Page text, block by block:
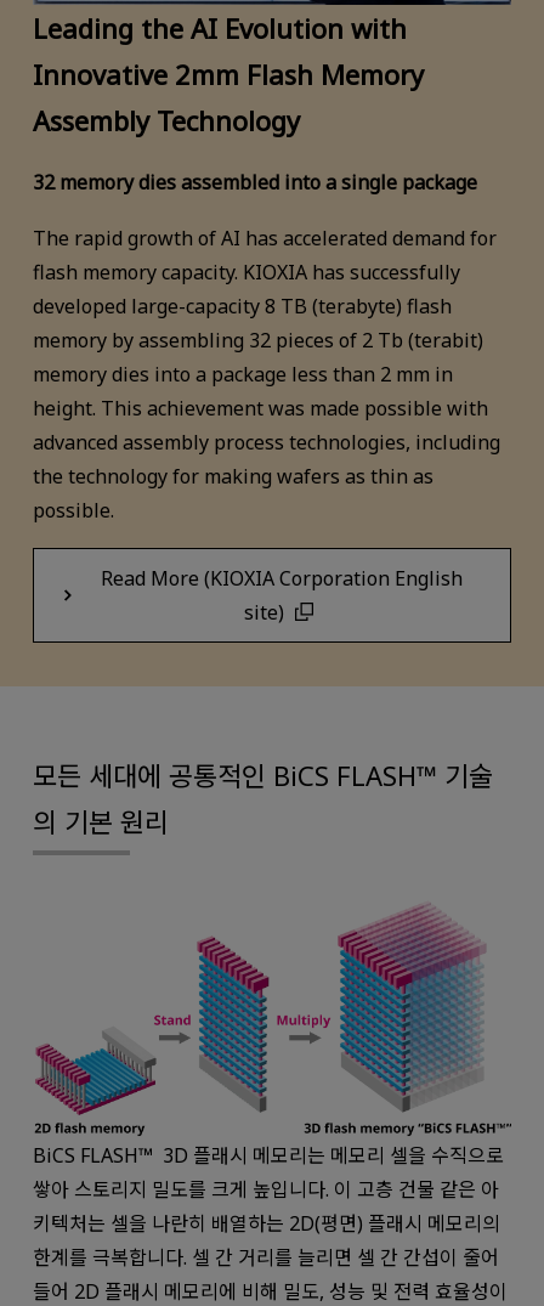
Leading the AI Evolution with
Innovative 2mm Flash Memory
Assembly Technology
32 memory dies assembled into a single package
The rapid growth of AI has accelerated demand for
flash memory capacity. KIOXIA has successfully
developed large-capacity 8 TB (terabyte) flash
memory by assembling 32 pieces of 2 Tb (terabit)
memory dies into a package less than 2 mm in
height. This achievement was made possible with
advanced assembly process technologies, including
the technology for making wafers as thin as
possible.
Read More (KIOXIA Corporation English
site)
모든 세대에 공통적인 BiCS FLASH™ 기술
의 기본 원리
BiCS FLASH™ 3D 플래시 메모리는 메모리 셀을 수직으로
쌓아 스토리지 밀도를 크게 높입니다. 이 고층 건물 같은 아
키텍처는 셀을 나란히 배열하는 2D(평면) 플래시 메모리의
한계를 극복합니다. 셀 간 거리를 늘리면 셀 간 간섭이 줄어
들어 2D 플래시 메모리에 비해 밀도, 성능 및 전력 효율성이